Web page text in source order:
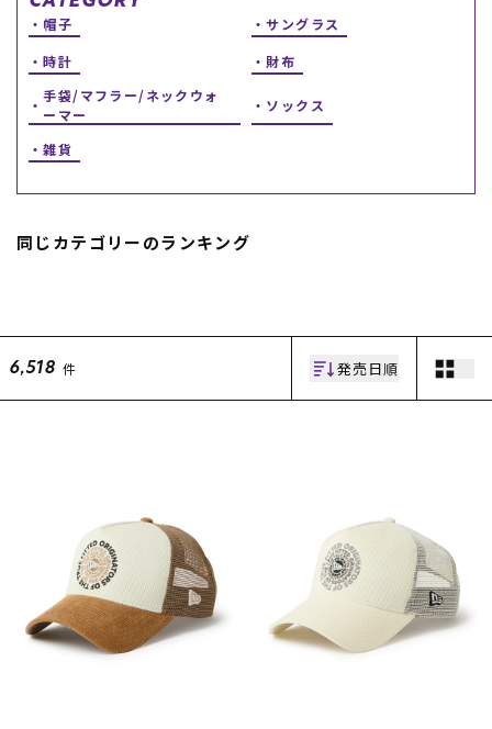
サーフTOP
ブランド一覧
中古/アウトレット スノ
ご利用ガイド
お問い合わせ
ニュース
帽子
サングラス
時計
財布
手袋/マフラー/ネックウォ
ーマー
ソックス
雑貨
同じカテゴリーのランキング
6,518 件 発売日順